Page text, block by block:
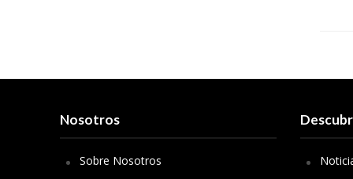
Nosotros
Sobre Nosotros